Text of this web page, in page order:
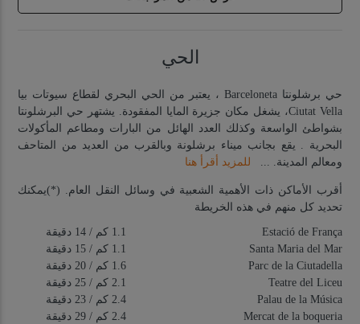
الحي
حي برشلونتا
Barceloneta ، يعتبر من الحي البحري لقطاع سيوتات بيا
Ciutat Vella، يشغل مكان جزيرة المايا المفقودة. يشتهر حي البرشلونتا
بشواطئ الواسعة وكذلك العدد الهائل من البارات ومطاعم المأكولات
البحرية . يقع بجانب ميناء برشلونة وبالقرب من العديد من المتاحف
ومعالم المدينة. ... للمزيد أقرأ هنا
أقرب الأماكن ذات الأهمية الشعبية في وسائل النقل العام. (*)يمكنك
تحديد كل منهم في هذه الخريطة
Estació de França 1.1 كم
/ 14 دقيقة
Santa Maria del Mar
1.1 كم
/ 15 دقيقة
Parc de la Ciutadella
1.6 كم
/ 20 دقيقة
Teatre del Liceu
2.1 كم
/ 25 دقيقة
Palau de la Música
2.4 كم
/ 23 دقيقة
Mercat de la boqueria
2.4 كم / 29 دقيقة